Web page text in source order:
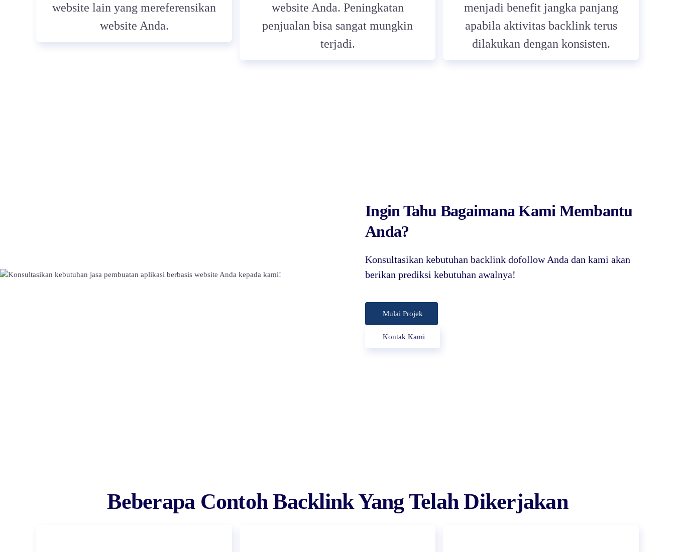
website lain yang mereferensikan
website Anda.
website Anda. Peningkatan
penjualan bisa sangat mungkin
terjadi.
menjadi benefit jangka panjang
apabila aktivitas backlink terus
dilakukan dengan konsisten.
Ingin Tahu Bagaimana Kami Membantu
Anda?
Konsultasikan kebutuhan backlink dofollow Anda dan kami akan
berikan prediksi kebutuhan awalnya!
Mulai Projek
Kontak Kami
Beberapa Contoh Backlink Yang Telah Dikerjakan